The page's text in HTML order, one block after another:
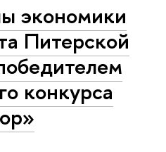
экономики
Питерской
конкурса